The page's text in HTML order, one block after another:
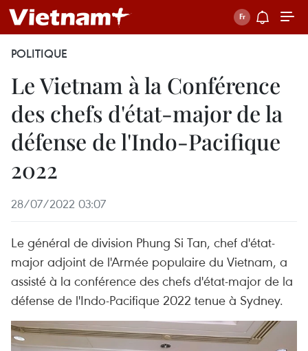
POLITIQUE
Le Vietnam à la Conférence
des chefs d'état-major de la
défense de l'Indo-Pacifique
2022
28/07/2022 03:07
Le général de division Phung Si Tan, chef d'état-
major adjoint de l'Armée populaire du Vietnam, a
assisté à la conférence des chefs d'état-major de la
défense de l'Indo-Pacifique 2022 tenue à Sydney.